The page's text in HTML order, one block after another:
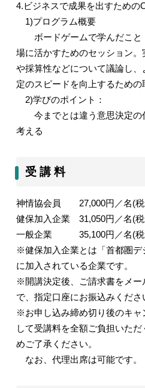
4.ビジネスで成果を出すための
1)プログラム概要
ボードゲームで学んだこと
場に活かすためのセッション
や採算性などについて議論し
定のスピードを向上するための
2)学びのポイント：
今までとは違う意思決定の
考える
受 講 料
神情協会員 27,000円／名(
健保加入企業 31,050円／名(
一般企業 35,100円／名(税
※健保加入企業とは「首都圏デ
に加入されている企業です。
※開講決定後、ご請求書をメー
で、指定口座にお振込みくださ
※お申し込み締め切り後のキャ
して受講料を全額ご負担いた
めご了承ください。
なお、代理出席は可能です。